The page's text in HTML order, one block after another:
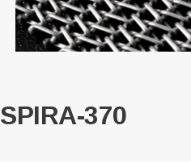
SPIRA-370